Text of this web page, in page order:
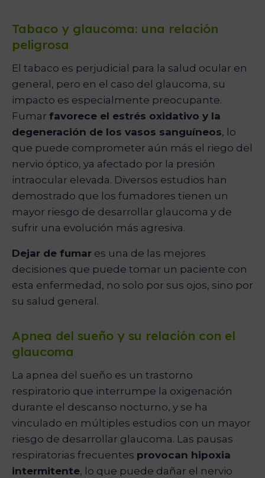
Tabaco y glaucoma: una relación
peligrosa
El tabaco es perjudicial para la salud ocular en
general, pero en el caso del glaucoma, su
impacto es especialmente preocupante.
Fumar favorece el estrés oxidativo y la
degeneración de los vasos sanguíneos, lo
que puede comprometer aún más el riego del
nervio óptico, ya afectado por la presión
intraocular elevada. Diversos estudios han
demostrado que los fumadores tienen un
mayor riesgo de desarrollar glaucoma y de
sufrir una evolución más agresiva.
Dejar de fumar es una de las mejores
decisiones que puede tomar un paciente con
esta enfermedad, no solo por sus ojos, sino por
su salud general.
Apnea del sueño y su relación con el
glaucoma
La apnea del sueño es un trastorno
respiratorio que interrumpe la oxigenación
durante el descanso nocturno, y se ha
vinculado en múltiples estudios con un mayor
riesgo de desarrollar glaucoma. Las pausas
respiratorias frecuentes provocan hipoxia
intermitente, lo que puede dañar el nervio